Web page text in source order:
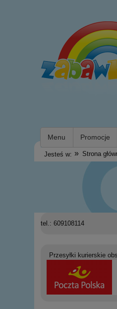
Menu Promocje
Jesteś w: » Strona
tel.: 609108114
Przesyłki kurierskie